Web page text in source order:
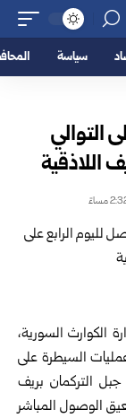
سياسة
التوالي
اللاذقية
الكوارث السورية،
عمليات السيطرة على
التركمان بريف
الوصول المباشر